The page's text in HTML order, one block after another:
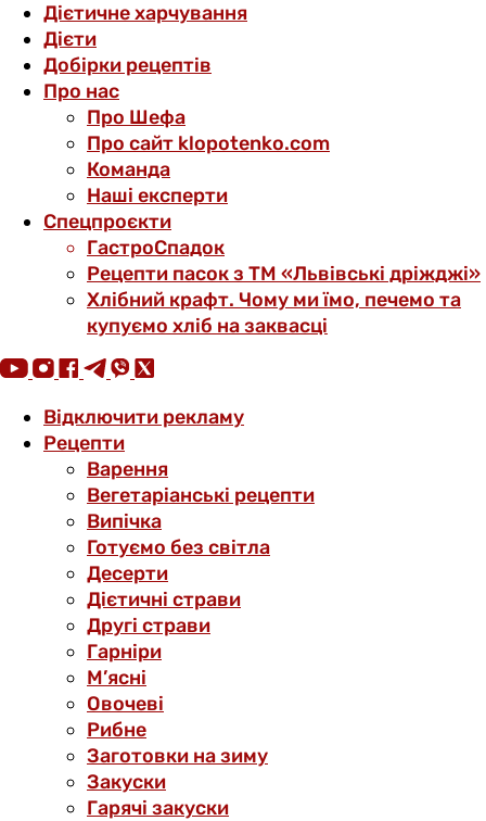
Дієтичне харчування
Дієти
Добірки рецептів
Про нас
Про Шефа
Про сайт klopotenko.com
Команда
Наші експерти
Спецпроєкти
ГастроСпадок
Рецепти пасок з ТМ «Львівські дріжджі»
Хлібний крафт. Чому ми їмо, печемо та
купуємо хліб на заквасці
Відключити рекламу
Рецепти
Варення
Вегетаріанські рецепти
Випічка
Готуємо без світла
Десерти
Дієтичні страви
Другі страви
Гарніри
М’ясні
Овочеві
Рибне
Заготовки на зиму
Закуски
Гарячі закуски